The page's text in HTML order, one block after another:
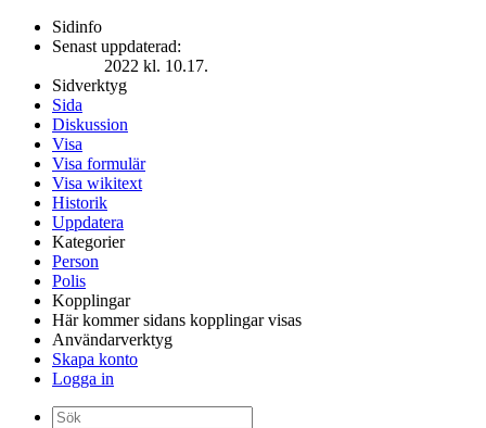
Sidinfo
Senast uppdaterad:
2022 kl. 10.17.
Sidverktyg
Sida
Diskussion
Visa
Visa formulär
Visa wikitext
Historik
Uppdatera
Kategorier
Person
Polis
Kopplingar
Här kommer sidans kopplingar visas
Användarverktyg
Skapa konto
Logga in